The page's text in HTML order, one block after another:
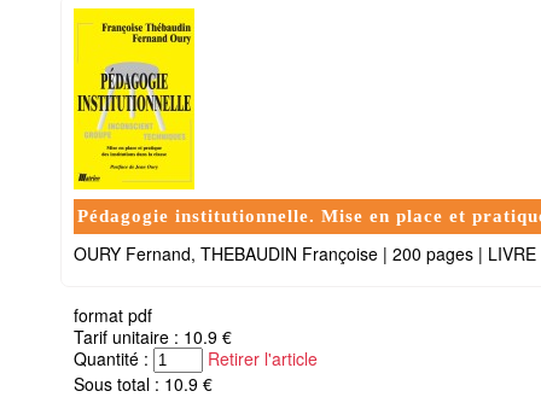
Pédagogie institutionnelle. Mise en place et
OURY Fernand, THEBAUDIN Françoise | 200 pages |
format pdf
Tarif unitaire : 10.9 €
Quantité :
Retirer l'article
Sous total : 10.9 €